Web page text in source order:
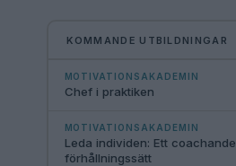
KOMMANDE UTBILDNINGAR
MOTIVATIONSAKADEMIN
Chef i praktiken
MOTIVATIONSAKADEMIN
Leda individen: Ett coachande
förhållningssätt